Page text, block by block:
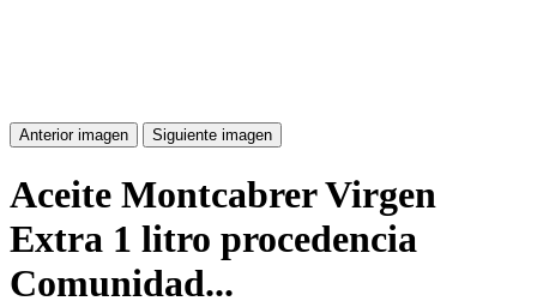
Anterior imagen Siguiente imagen
Aceite Montcabrer Virgen
Extra 1 litro procedencia
Comunidad...